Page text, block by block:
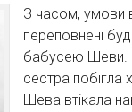
З часом, умови в
переповнені
бабусею Шеви.
сестра побігла
Шева втікала